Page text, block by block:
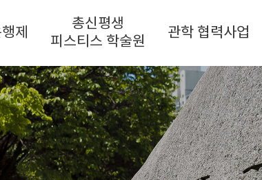
제
총신평생
피스티스 학술원
관학 협력사업